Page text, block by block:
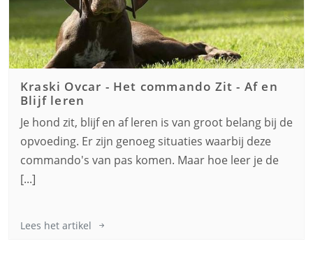
Kraski Ovcar - Het commando Zit - Af en
Blijf leren
Je hond zit, blijf en af leren is van groot belang bij de
opvoeding. Er zijn genoeg situaties waarbij deze
commando's van pas komen. Maar hoe leer je de
[...]
Lees het artikel